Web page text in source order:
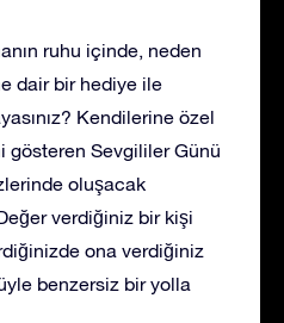
ruhu içinde, neden
dair bir hediye ile
Kendilerine özel
gösteren Sevgililer Günü
oluşacak
verdiğiniz bir kişi
ona verdiğiniz
benzersiz bir yolla